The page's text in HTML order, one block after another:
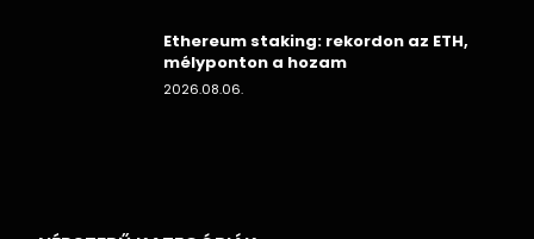
Ethereum staking: rekordon az ETH,
mélyponton a hozam
2026.08.06.